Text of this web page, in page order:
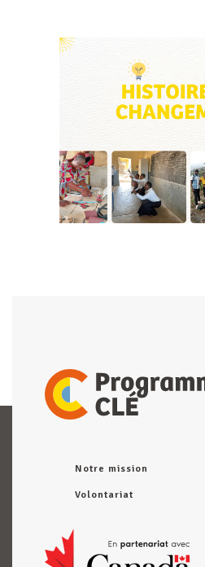
Notre mission
Volontariat